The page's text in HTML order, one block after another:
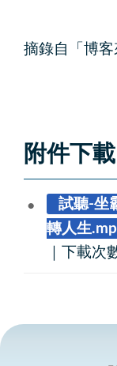
摘錄自「博客
附件下載
試聽-坐
轉人生
下載次